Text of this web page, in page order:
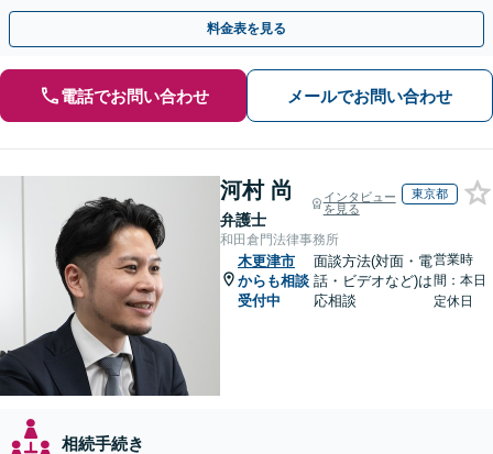
利益を守ります【夜間休日対応】【カード利用可】
料金表を見る
電話でお問い合わせ メールでお問い合わせ
河村 尚
弁護士
インタビュー
を見る
東京都
和田倉門法律事務所
木更津市
からも相談
受付中
面談方法(対面・電
話・ビデオなど)は
応相談
営業時
間：本日
定休日
相続手続き